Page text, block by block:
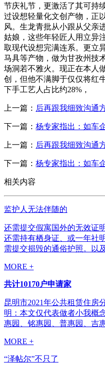
节庆礼节，更激活了其可持
过设想轻量化文创产物，正
风。生龙青批从小跟从父亲
姑娘，这些年轻匠人用立异
取现代设想完满连系。更立
马具等产物，做为甘孜州技
场洞若不雅火。现正在本人
创，但他不满脚于仅仅将红
下手工艺人占比约28%，
上一篇： 后再跟我细致沟通
下一篇： 杨专家指出：如车
上一篇： 后再跟我细致沟通
下一篇： 杨专家指出：如车
相关内容
监护人无法伴随的
还需提交假寓国外的无效证
还需持有栖身证、或一年社
需提交损毁的通俗护照。以
MORE +
共计10170户申请家
昆明市2021年公共租赁住房
明：本文仅代表做者小我概
惠园、铭惠园、普惠园、吉
MORE +
“泽帖尔”不只了